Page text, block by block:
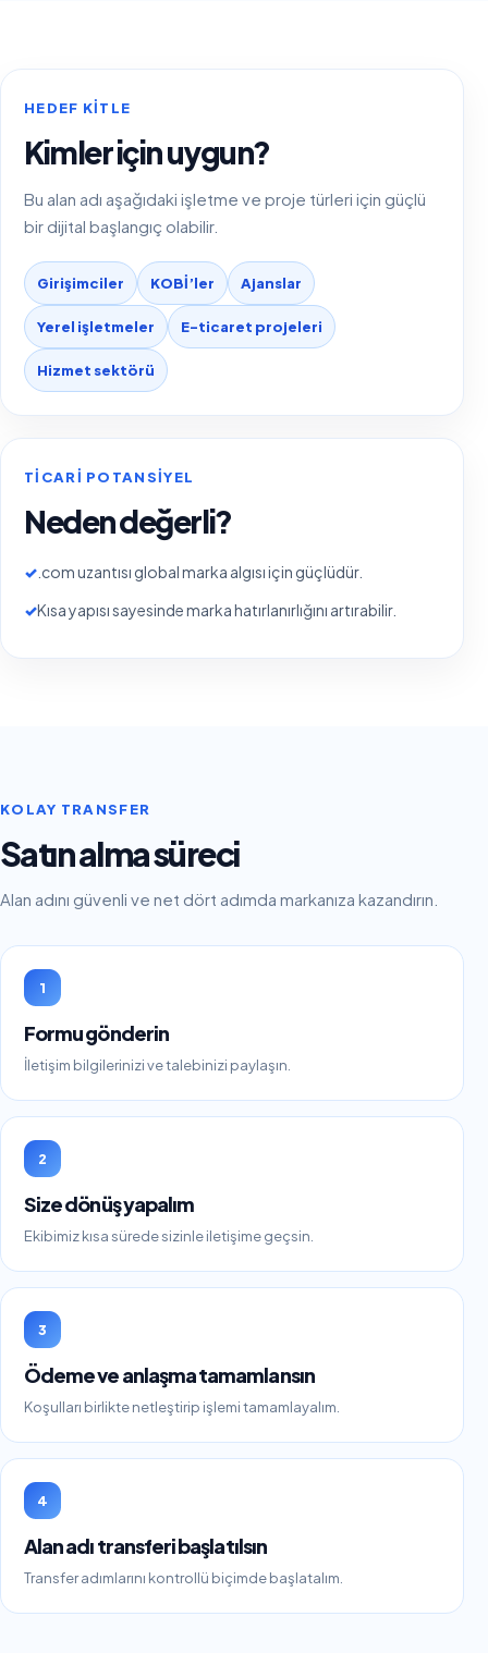
HEDEF KITLE
Kimler için uygun?
Bu alan adı aşağıdaki işletme ve proje türleri için güçlü
bir dijital başlangıç olabilir.
Girişimciler KOBİ’ler Ajanslar
Yerel işletmeler E-ticaret projeleri
Hizmet sektörü
TICARI POTANSIYEL
Neden değerli?
✓ .com uzantısı global marka algısı için güçlüdür.
✓Kısa yapısı sayesinde marka hatırlanırlığını artırabilir.
KOLAY TRANSFER
Satın alma süreci
Alan adını güvenli ve net dört adımda markanıza kazandırın.
1
Formu gönderin
İletişim bilgilerinizi ve talebinizi paylaşın.
2
Size dönüş yapalım
Ekibimiz kısa sürede sizinle iletişime geçsin.
3
Ödeme ve anlaşma tamamlansın
Koşulları birlikte netleştirip işlemi tamamlayalım.
4
Alan adı transferi başlatılsın
Transfer adımlarını kontrollü biçimde başlatalım.